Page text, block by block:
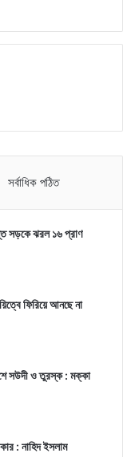
সর্বাধিক পঠিত
সড়কে ঝরল ১৬ প্রাণ
ফিরিয়ে আনছে না
সউদী ও তুরস্ক : মক্কা
: নাহিদ ইসলাম